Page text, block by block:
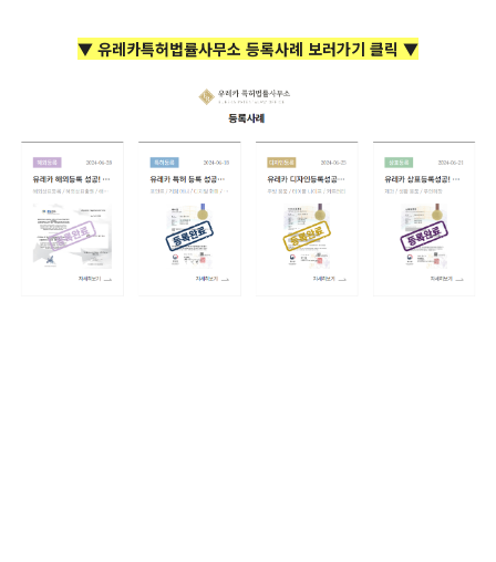
▼ 유레카특허법률사무소 등록사례 보러가기 클릭 ▼